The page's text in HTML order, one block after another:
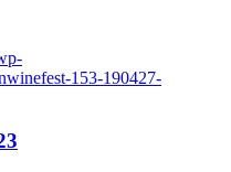
153-190427-